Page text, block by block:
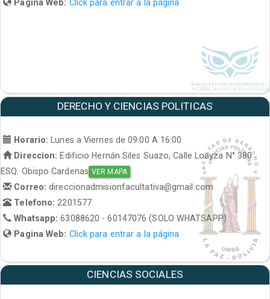
Pagina Web: Click para entrar a la página
DERECHO Y CIENCIAS POLITICAS
Horario:
Lunes a Viernes de 09:00 A 16:00
Direccion: Edificio Hernán Siles Suazo, Calle Loayza N° 380
ESQ. Obispo Cardenas VER MAPA
Correo:direccionadmisionfacultativa@gmail.com
Telefono: 2201577
Whatsapp:63088620 - 60147076 (SOLO WHATSAPP)
Pagina Web: Click para entrar a la página
CIENCIAS SOCIALES